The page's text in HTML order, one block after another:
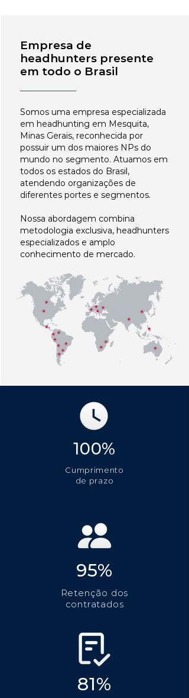
Empresa de
headhunters presente
em todo o Brasil
Somos uma empresa especializada
em headhunting em Mesquita,
Minas Gerais, reconhecida por
possuir um dos maiores NPs do
mundo no segmento. Atuamos em
todos os estados do Brasil,
atendendo organizações de
diferentes portes e segmentos.
Nossa abordagem combina
metodologia exclusiva, headhunters
especializados e amplo
conhecimento de mercado.
100%
Cumprimento
de prazo
95%
Retenção dos
contratados
81%